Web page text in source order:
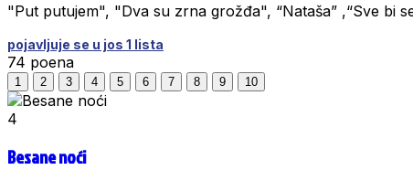
"Put putujem", "Dva su zrna grožđa", “Nataša” ,“Sve bi
pojavljuje se u jos 1 lista
74 poena
1 2 3 4 5 6 7 8 9 10
4
Besane noći